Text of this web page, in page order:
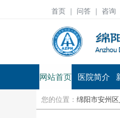
首页 ｜ 问答 ｜ 咨询
网站首页 医院简介
您的位置： 绵阳市安州